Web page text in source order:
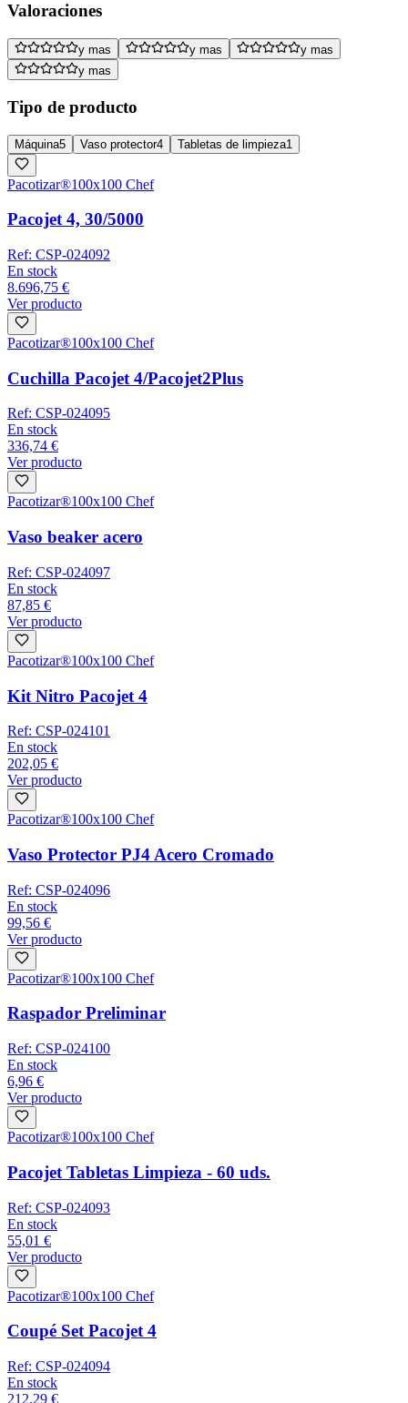
Valoraciones
y mas y mas
y mas
y mas
Tipo de producto
Máquina5 Vaso protector4 Tabletas de limpieza1
Pacotizar®100x100 Chef
Pacojet 4, 30/5000
Ref: CSP-024092
En stock
8.696,75 €
Ver producto
Pacotizar®100x100 Chef
Cuchilla Pacojet 4/Pacojet2Plus
Ref: CSP-024095
En stock
336,74 €
Ver producto
Pacotizar®100x100 Chef
Vaso beaker acero
Ref: CSP-024097
En stock
87,85 €
Ver producto
Pacotizar®100x100 Chef
Kit Nitro Pacojet 4
Ref: CSP-024101
En stock
202,05 €
Ver producto
Pacotizar®100x100 Chef
Vaso Protector PJ4 Acero Cromado
Ref: CSP-024096
En stock
99,56 €
Ver producto
Pacotizar®100x100 Chef
Raspador Preliminar
Ref: CSP-024100
En stock
6,96 €
Ver producto
Pacotizar®100x100 Chef
Pacojet Tabletas Limpieza - 60 uds.
Ref: CSP-024093
En stock
55,01 €
Ver producto
Pacotizar®100x100 Chef
Coupé Set Pacojet 4
Ref: CSP-024094
En stock
212,29 €